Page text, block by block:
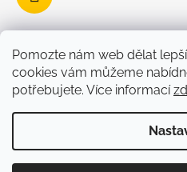
Pomozte nám web dělat
cookies vám můžeme
potřebujete. Více informací
Facebook
Copyright 2026